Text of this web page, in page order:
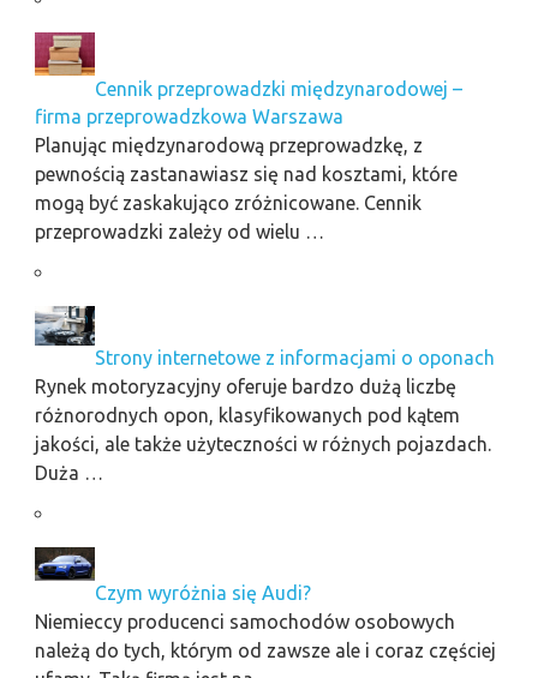
Cennik przeprowadzki międzynarodowej –
firma przeprowadzkowa Warszawa
Planując międzynarodową przeprowadzkę, z
pewnością zastanawiasz się nad kosztami, które
mogą być zaskakująco zróżnicowane. Cennik
przeprowadzki zależy od wielu …
Strony internetowe z informacjami o oponach
Rynek motoryzacyjny oferuje bardzo dużą liczbę
różnorodnych opon, klasyfikowanych pod kątem
jakości, ale także użyteczności w różnych pojazdach.
Duża …
Czym wyróżnia się Audi?
Niemieccy producenci samochodów osobowych
należą do tych, którym od zawsze ale i coraz częściej